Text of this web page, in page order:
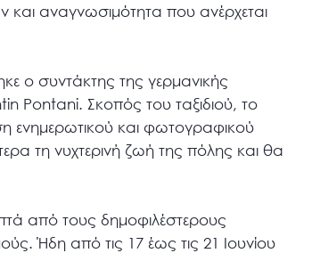
και αναγνωσιμότητα που ανέρχεται
ο συντάκτης της γερμανικής
Pontani. Σκοπός του ταξιδιού, το
ενημερωτικού και φωτογραφικού
τη νυχτερινή ζωή της πόλης και θα
από τους δημοφιλέστερους
Ήδη από τις 17 έως τις 21 Ιουνίου